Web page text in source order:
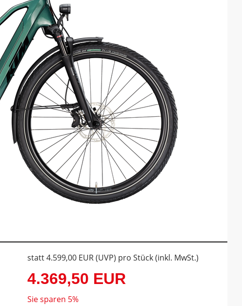
statt4.599,00 EUR(UVP) pro Stück (inkl. MwSt.)
4.369,50 EUR
Sie sparen 5%